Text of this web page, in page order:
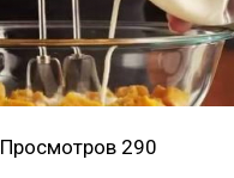
Просмотров 290